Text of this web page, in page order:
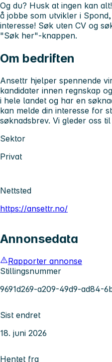
Og du? Husk at ingen kan
å jobbe som utvikler i
interesse! Søk uten CV og
"Søk her"-knappen.
Om bedriften
Ansettr hjelper spennende
kandidater innen regnskap
i hele landet og har en
kan melde din interesse for
søknadsbrev. Vi gleder oss
Sektor
Privat
Nettsted
https://ansettr.no/
Annonsedata
Rapporter annonse
Stillingsnummer
9691d269-a209-49d9-ad84-
Sist endret
18. juni 2026
Hentet fra